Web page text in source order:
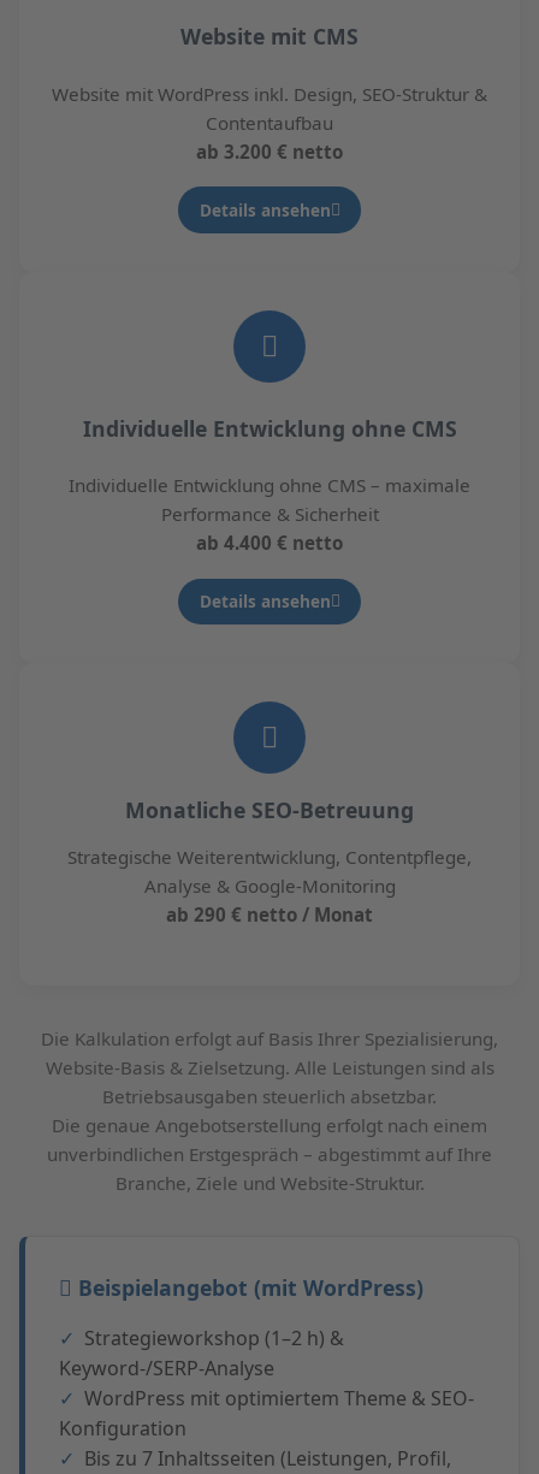
Website mit CMS
Website mit WordPress inkl. Design, SEO-Struktur &
Contentaufbau
ab 3.200 € netto
Details ansehen
Individuelle Entwicklung ohne CMS
Individuelle Entwicklung ohne CMS – maximale
Performance & Sicherheit
ab 4.400 € netto
Details ansehen
Monatliche SEO-Betreuung
Strategische Weiterentwicklung, Contentpflege,
Analyse & Google-Monitoring
ab 290 € netto / Monat
Die Kalkulation erfolgt auf Basis Ihrer Spezialisierung,
Website-Basis & Zielsetzung. Alle Leistungen sind als
Betriebsausgaben steuerlich absetzbar.
Die genaue Angebotserstellung erfolgt nach einem
unverbindlichen Erstgespräch – abgestimmt auf Ihre
Branche, Ziele und Website-Struktur.
Beispielangebot (mit WordPress)
Strategieworkshop (1–2 h) &
Keyword-/SERP-Analyse
WordPress mit optimiertem Theme & SEO-
Konfiguration
Bis zu 7 Inhaltsseiten (Leistungen, Profil,